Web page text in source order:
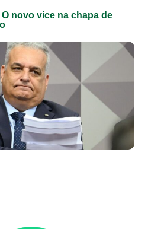
novo vice na chapa de